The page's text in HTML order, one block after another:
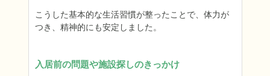
こうした基本的な生活習慣が整ったことで、体力が
つき、精神的にも安定しました。
入居前の問題や施設探しのきっかけ